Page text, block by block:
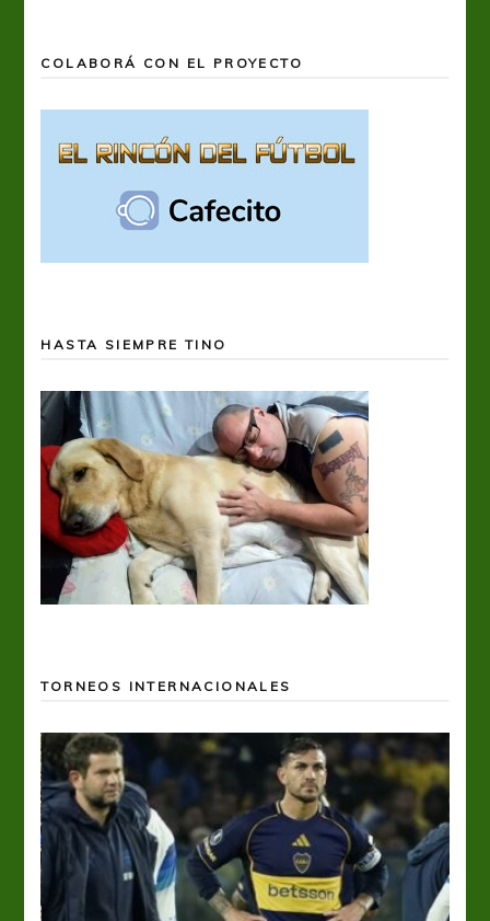
COLABORÁ CON EL PROYECTO
HASTA SIEMPRE TINO
TORNEOS INTERNACIONALES